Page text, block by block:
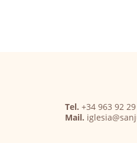
Tel. +34 963 92
Mail.